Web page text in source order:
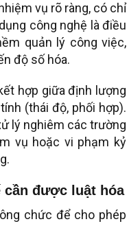
vụ rõ ràng, có chỉ
công nghệ là điều
quản lý công việc,
độ số hóa.
hợp giữa định lượng
(thái độ, phối hợp).
lý nghiêm các trường
vụ hoặc vi phạm kỷ
cần được luật hóa
chức để cho phép